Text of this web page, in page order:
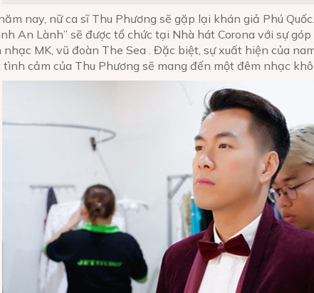
nay, nữ ca sĩ Thu Phương sẽ gặp lại khán giả Phú
An Lành” sẽ được tổ chức tại Nhà hát Corona với sự
nhạc MK, vũ đoàn The Sea . Đặc biệt, sự xuất hiện của
cảm của Thu Phương sẽ mang đến một đêm nhạc